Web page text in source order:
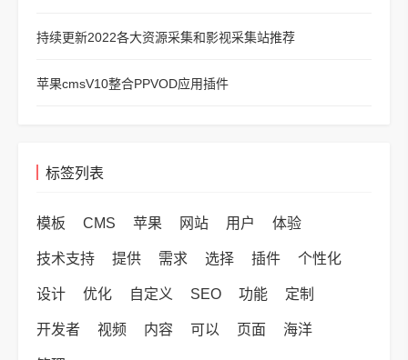
持续更新2022各大资源采集和影视采集站推荐
苹果cmsV10整合PPVOD应用插件
标签列表
模板 CMS 苹果 网站 用户 体验
技术支持 提供 需求 选择 插件 个性化
设计 优化 自定义 SEO 功能 定制
开发者 视频 内容 可以 页面 海洋